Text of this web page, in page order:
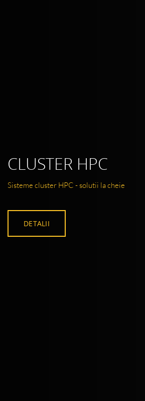
CLUSTER HPC
Sisteme cluster HPC - solutii la cheie
DETALII